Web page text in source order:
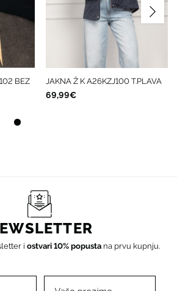
BEZ JAKNA Ž K A26KZJ100 T.PLAVA
69,99€
i ostvari 10% popustana prvu kupnju.